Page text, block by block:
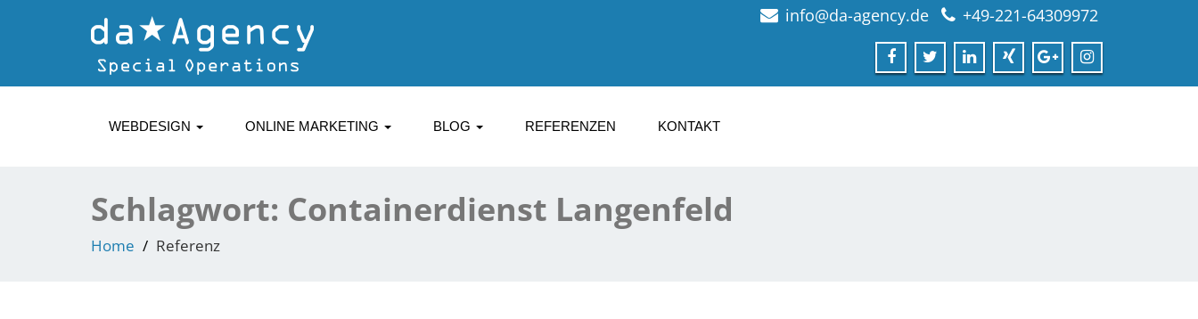
info@da-agency.de +49-221-64309972
WEBDESIGN ONLINE MARKETING BLOG REFERENZEN KONTAKT
Schlagwort: Containerdienst Langenfeld
Home Referenz